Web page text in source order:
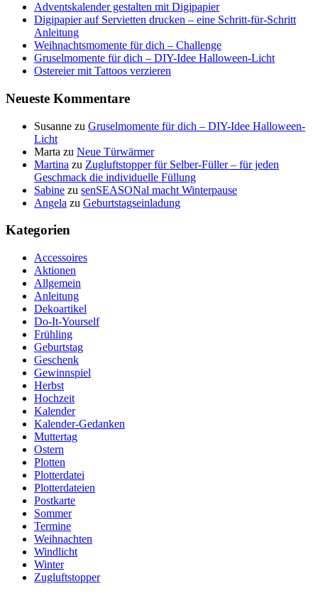
Adventskalender gestalten mit Digipapier
Digipapier auf Servietten drucken – eine Schritt-für-Schritt
Anleitung
Weihnachtsmomente für dich – Challenge
Gruselmomente für dich – DIY-Idee Halloween-Licht
Ostereier mit Tattoos verzieren
Neueste Kommentare
Susanne zu Gruselmomente für dich – DIY-Idee Halloween-
Licht
Marta zu Neue Türwärmer
Martina zu Zugluftstopper für Selber-Füller – für jeden
Geschmack die individuelle Füllung
Sabine zu senSEASONal macht Winterpause
Angela zu Geburtstagseinladung
Kategorien
Accessoires
Aktionen
Allgemein
Anleitung
Dekoartikel
Do-It-Yourself
Frühling
Geburtstag
Geschenk
Gewinnspiel
Herbst
Hochzeit
Kalender
Kalender-Gedanken
Muttertag
Ostern
Plotten
Plotterdatei
Plotterdateien
Postkarte
Sommer
Termine
Weihnachten
Windlicht
Winter
Zugluftstopper